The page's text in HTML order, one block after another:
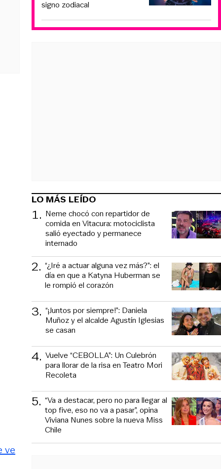
ve
signo zodiacal
LO MÁS LEÍDO
1. Neme chocó con repartidor de
comida en Vitacura: motociclista
salió eyectado y permanece
internado
2. “¿Iré a actuar alguna vez más?”: el
día en que a Katyna Huberman se
le rompió el corazón
3. “¡Juntos por siempre!”: Daniela
Muñoz y el alcalde Agustín Iglesias
se casan
4. Vuelve “CEBOLLA”: Un Culebrón
para llorar de la risa en Teatro Mori
Recoleta
5. “Va a destacar, pero no para llegar al
top five, eso no va a pasar”, opina
Viviana Nunes sobre la nueva Miss
Chile